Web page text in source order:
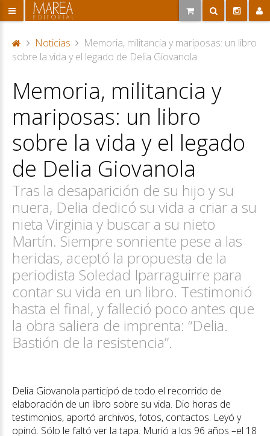
P
ta
d
a
Noticias
Memoria, militancia y mariposas: un libro
sobre la vida y el legado de Delia Giovanola
Memoria, militancia y
mariposas: un libro
sobre la vida y el legado
de Delia Giovanola
Tras la desaparición de su hijo y su
nuera, Delia dedicó su vida a criar a su
nieta Virginia y buscar a su nieto
Martín. Siempre sonriente pese a las
heridas, aceptó la propuesta de la
periodista Soledad Iparraguirre para
contar su vida en un libro. Testimonió
hasta el final, y falleció poco antes que
la obra saliera de imprenta: “Delia.
Bastión de la resistencia”.
Delia Giovanola participó de todo el recorrido de
elaboración de un libro sobre su vida. Dio horas de
testimonios, aportó archivos, fotos, contactos. Leyó y
opinó. Sólo le faltó ver la tapa. Murió a los 96 años –el 18